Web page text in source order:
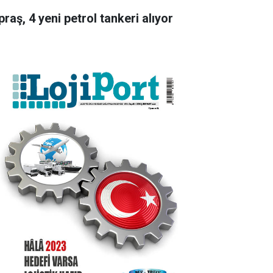
4 yeni petrol tankeri alıyor